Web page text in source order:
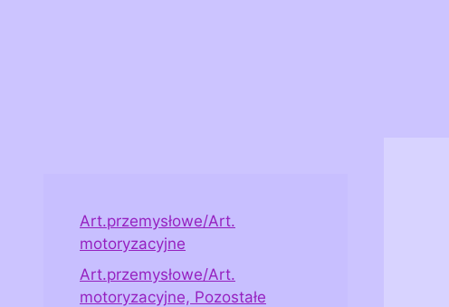
Art.przemysłowe/Art.
motoryzacyjne
Art.przemysłowe/Art.
motoryzacyjne, Pozostałe